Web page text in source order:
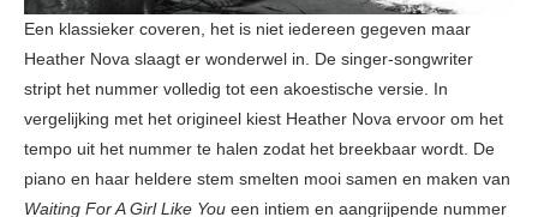
Een klassieker coveren, het is niet iedereen gegeven maar
Heather Nova slaagt er wonderwel in. De singer-songwriter
stript het nummer volledig tot een akoestische versie. In
vergelijking met het origineel kiest Heather Nova ervoor om het
tempo uit het nummer te halen zodat het breekbaar wordt. De
piano en haar heldere stem smelten mooi samen en maken van
Waiting For A Girl Like You een intiem en aangrijpende nummer